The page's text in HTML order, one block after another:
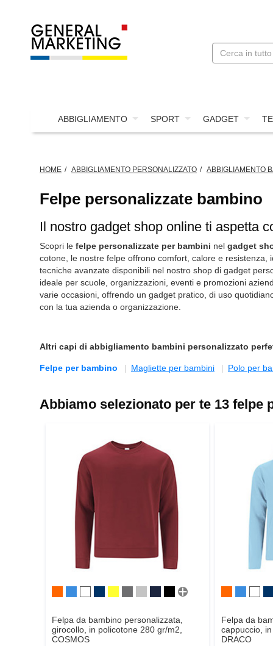
ABBIGLIAMENTO SPORT GADGET
HOME ABBIGLIAMENTO PERSONALIZZATO ABBIGLIAMENTO
Felpe personalizzate bambino
Il nostro gadget shop online ti aspetta
Scopri le felpe personalizzate per bambini nel gadget
cotone, le nostre felpe offrono comfort, calore e
tecniche avanzate disponibili nel nostro shop di gadget
ideale per scuole, organizzazioni, eventi e promozioni
varie occasioni, offrendo un gadget pratico, di uso
con la tua azienda o organizzazione.
Altri capi di abbigliamento bambini personalizzato
Felpe per bambino Magliette per bambini Polo per
Abbiamo selezionato per te 13 felpe
Felpa da bambino personalizzata,
girocollo, in policotone 280 gr/m2,
COSMOS
Felpa da
cappuccio,
DRACO